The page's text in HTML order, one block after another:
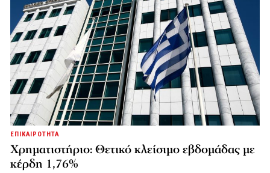
ΕΠΙΚΑΙΡΟΤΗΤΑ
Χρηματιστήριο: Θετικό κλείσιμο εβδομάδας με
κέρδη 1,76%